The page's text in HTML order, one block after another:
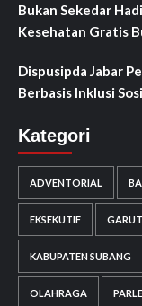
Bukan Sekedar
Kesehatan Gratis
Dispusipda Jabar
Berbasis Inklusi
Kategori
ADVENTORIAL
EKSEKUTIF GARUT
KABUPATEN SUBANG
OLAHRAGA